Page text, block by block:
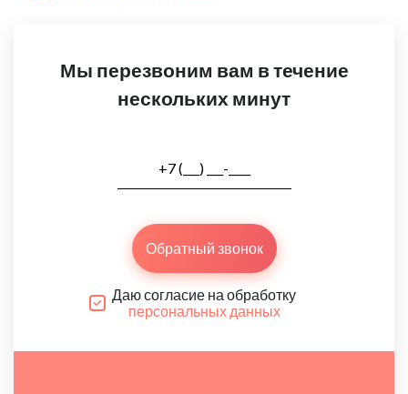
Мы перезвоним вам в течение
нескольких минут
Обратный звонок
Даю согласие на обработку
персональных данных